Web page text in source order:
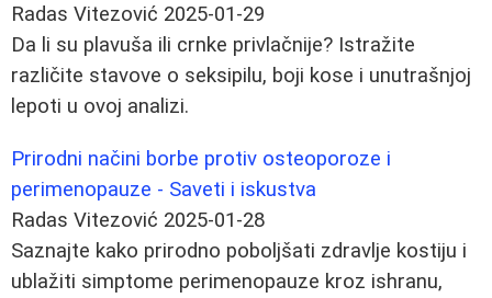
Radas Vitezović 2025-01-29
Da li su plavuša ili crnke privlačnije? Istražite
različite stavove o seksipilu, boji kose i unutrašnjoj
lepoti u ovoj analizi.
Prirodni načini borbe protiv osteoporoze i
perimenopauze - Saveti i iskustva
Radas Vitezović 2025-01-28
Saznajte kako prirodno poboljšati zdravlje kostiju i
ublažiti simptome perimenopauze kroz ishranu,